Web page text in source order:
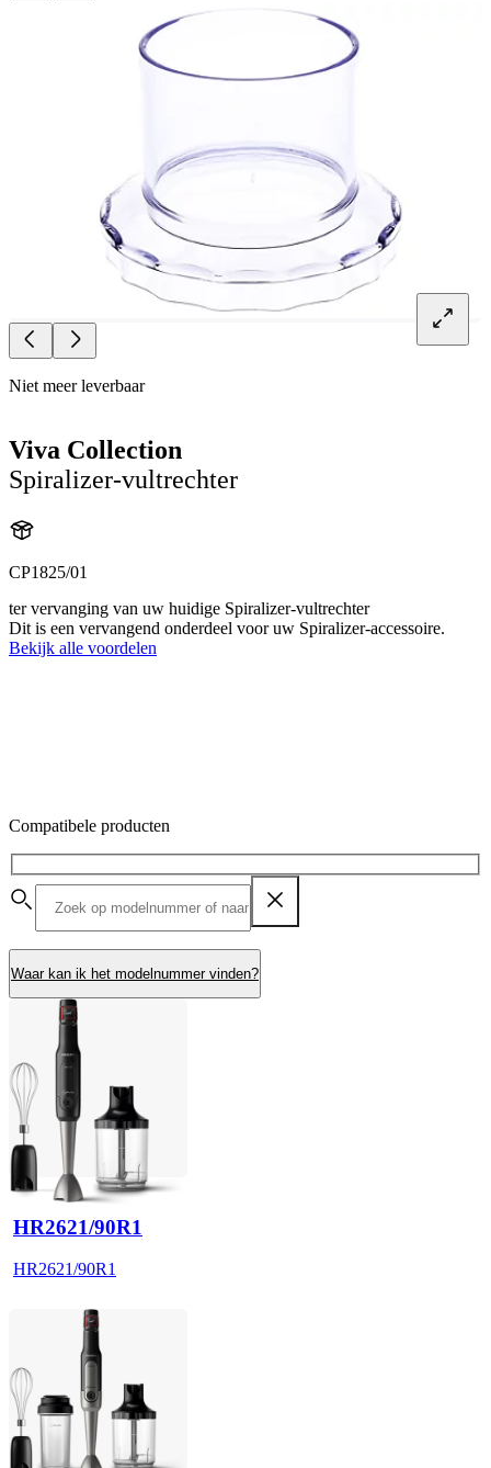
Niet meer leverbaar
Viva Collection
Spiralizer-vultrechter
CP1825/01
ter vervanging van uw huidige Spiralizer-vultrechter
Dit is een vervangend onderdeel voor uw Spiralizer-accessoire.
Bekijk alle voordelen
Compatibele producten
Waar kan ik het modelnummer vinden?
HR2621/90R1
HR2621/90R1